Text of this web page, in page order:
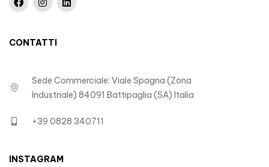
CONTATTI
Sede Commerciale: Viale Spagna (Zona
Industriale) 84091 Battipaglia (SA) Italia
+39 0828 340711
INSTAGRAM